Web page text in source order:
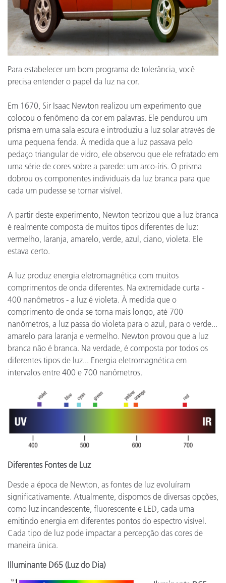
Para estabelecer um bom programa de tolerância, você
precisa entender o papel da luz na cor.
Em 1670, Sir Isaac Newton realizou um experimento que
colocou o fenômeno da cor em palavras. Ele pendurou um
prisma em uma sala escura e introduziu a luz solar através de
uma pequena fenda. À medida que a luz passava pelo
pedaço triangular de vidro, ele observou que ele refratado em
uma série de cores sobre a parede: um arco-íris. O prisma
dobrou os componentes individuais da luz branca para que
cada um pudesse se tornar visível.
A partir deste experimento, Newton teorizou que a luz branca
é realmente composta de muitos tipos diferentes de luz:
vermelho, laranja, amarelo, verde, azul, ciano, violeta. Ele
estava certo.
A luz produz energia eletromagnética com muitos
comprimentos de onda diferentes. Na extremidade curta -
400 nanômetros - a luz é violeta. À medida que o
comprimento de onda se torna mais longo, até 700
nanômetros, a luz passa do violeta para o azul, para o verde...
amarelo para laranja e vermelho. Newton provou que a luz
branca não é branca. Na verdade, é composta por todos os
diferentes tipos de luz... Energia eletromagnética em
intervalos entre 400 e 700 nanômetros.
Diferentes Fontes de Luz
Desde a época de Newton, as fontes de luz evoluíram
significativamente. Atualmente, dispomos de diversas opções,
como luz incandescente, fluorescente e LED, cada uma
emitindo energia em diferentes pontos do espectro visível.
Cada tipo de luz pode impactar a percepção das cores de
maneira única.
Illuminante D65 (Luz do Dia)